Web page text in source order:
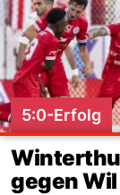
5:0-Erfolg
gegen Wil